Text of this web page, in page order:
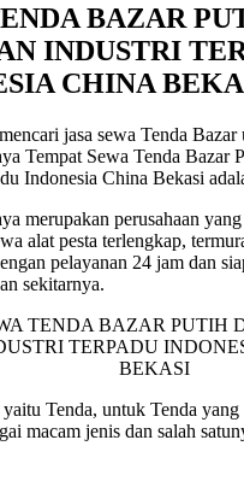
BAZAR
INDUSTRI
CHINA
jasa sewa Tenda Bazar
Tempat Sewa Tenda Bazar
Indonesia China Bekasi
merupakan perusahaan
alat pesta terlengkap,
pelayanan 24 jam dan
sekitarnya.
yaitu Tenda, untuk Tenda
macam jenis dan salah